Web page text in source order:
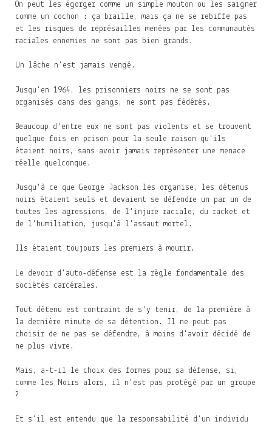
On peut les égorger comme un simple mouton ou les saigner
comme un cochon : ça braille, mais ça ne se rebiffe pas
et les risques de représailles menées par les communautés
raciales ennemies ne sont pas bien grands.
Un lâche n'est jamais vengé.
Jusqu'en 1964, les prisonniers noirs ne se sont pas
organisés dans des gangs, ne sont pas fédérés.
Beaucoup d'entre eux ne sont pas violents et se trouvent
quelque fois en prison pour la seule raison qu'ils
étaient noirs, sans avoir jamais représenter une menace
réelle quelconque.
Jusqu'à ce que George Jackson les organise, les détenus
noirs étaient seuls et devaient se défendre un par un de
toutes les agressions, de l'injure raciale, du racket et
de l'humiliation, jusqu'à l'assaut mortel.
Ils étaient toujours les premiers à mourir.
Le devoir d'auto-défense est la règle fondamentale des
sociétés carcérales.
Tout détenu est contraint de s'y tenir, de la première à
la dernière minute de sa détention. Il ne peut pas
choisir de ne pas se défendre, à moins d'avoir décidé de
ne plus vivre.
Mais, a-t-il le choix des formes pour sa défense, si,
comme les Noirs alors, il n'est pas protégé par un groupe
?
Et s'il est entendu que la responsabilité d'un individu